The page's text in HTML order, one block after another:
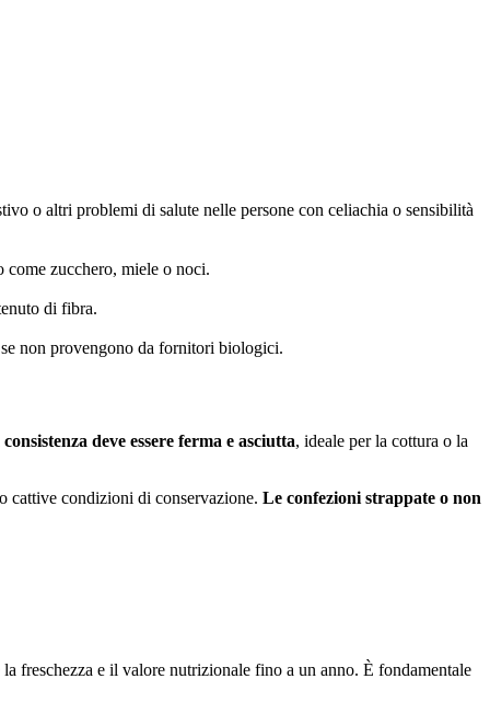
o altri problemi di salute nelle persone con celiachia o sensibilità
come zucchero, miele o noci.
di fibra.
non provengono da fornitori biologici.
deve essere ferma e asciutta, ideale per la cottura o la
cattive condizioni di conservazione. Le confezioni strappate o non
la freschezza e il valore nutrizionale fino a un anno. È fondamentale